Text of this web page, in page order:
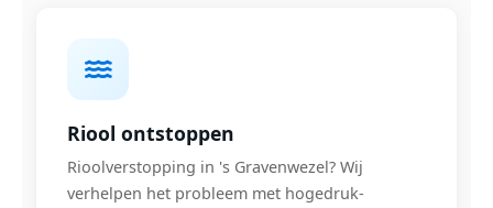
Riool ontstoppen
Rioolverstopping in 's Gravenwezel? Wij
verhelpen het probleem met hogedruk-